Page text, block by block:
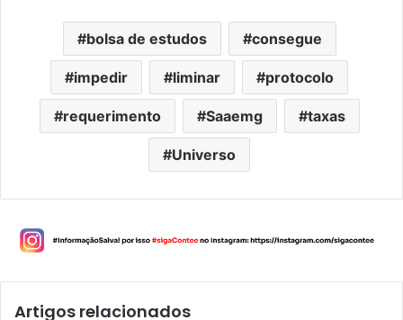
bolsa de estudos consegue
impedir liminar protocolo
requerimento Saaemg taxas
Universo
Artigos relacionados